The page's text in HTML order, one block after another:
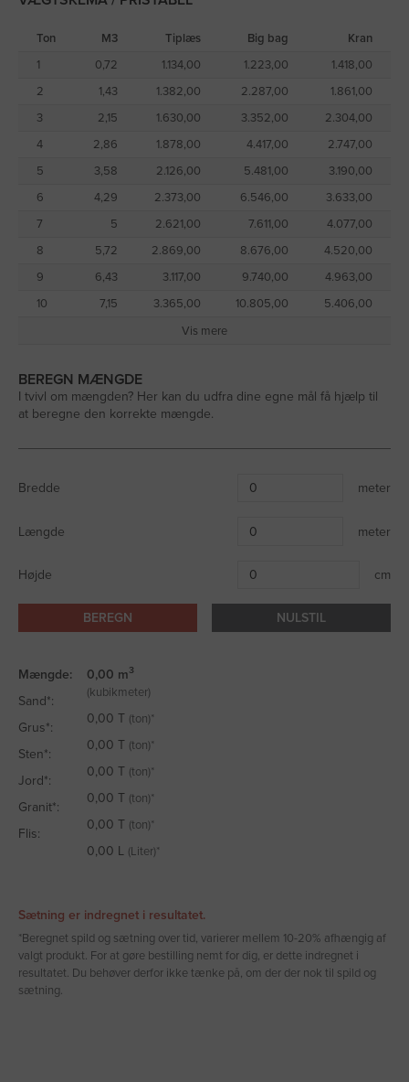
analyseret efter reglerne i "Jordflytningsbekendtgørelsen" og
For at finde ud af hvor meget jord du skal bruge til opfyldning af
trampolinhul-beregner
, som tager hensyn til den helt specifikke
kuglekalot-form, sådan et hul ofte har.
Ton M3 Tiplæs Big bag
Kran
1
0,72 1.134,00 1.223,00
1.418,00
2
1,43 1.382,00 2.287,00
1.861,00
3
2,15 1.630,00 3.352,00
2.304,00
4
2,86 1.878,00 4.417,00
2.747,00
5
3,58 2.126,00 5.481,00
3.190,00
6
4,29 2.373,00 6.546,00
3.633,00
7
5 2.621,00 7.611,00
4.077,00
8
5,72 2.869,00 8.676,00
4.520,00
9
6,43 3.117,00 9.740,00
4.963,00
10
7,15 3.365,00 10.805,00
5.406,00
Vis mere
BEREGN MÆNGDE
I tvivl om mængden? Her kan du udfra dine egne mål få hjælp til
at beregne den korrekte mængde.
Bredde meter
Længde meter
Højde cm
BEREGN NULSTIL
Mængde:
Sand*:
Grus*:
Sten*:
Jord*:
Granit*:
Flis:
0,00 m3
(kubikmeter)
0,00 T (ton)*
0,00 T (ton)*
0,00 T (ton)*
0,00 T (ton)*
0,00 T (ton)*
0,00 L (Liter)*
Sætning er indregnet i resultatet.
*Beregnet spild og sætning over tid, varierer mellem 10-20% afhængig af
valgt produkt. For at gøre bestilling nemt for dig, er dette indregnet i
resultatet. Du behøver derfor ikke tænke på, om der der nok til spild og
sætning.